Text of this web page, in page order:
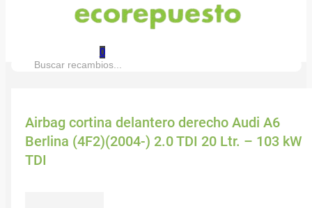
0
Buscar:
Airbag cortina delantero derecho Audi A6
Berlina (4F2)(2004-) 2.0 TDI 20 Ltr. – 103 kW
TDI